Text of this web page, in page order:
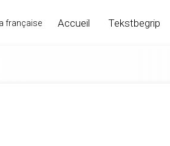
française Accueil Tekstbegrip